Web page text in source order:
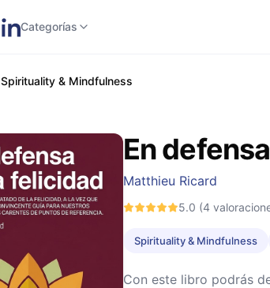
Categorías
Spirituality & Mindfulness
En
Matthieu Ricard
5.0 (4
Spirituality & Mindfulness
Con este libro podrás